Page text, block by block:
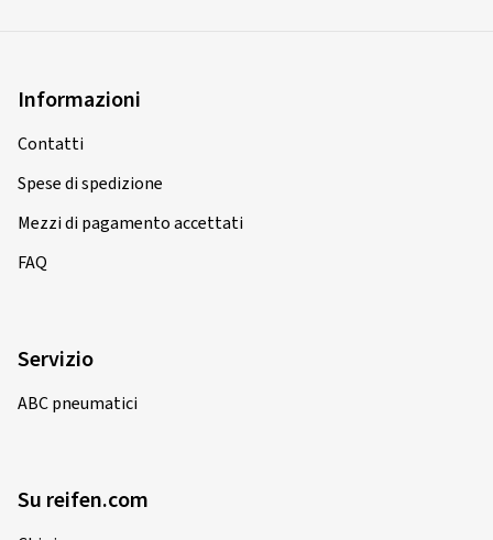
Informazioni
Contatti
Spese di spedizione
Mezzi di pagamento accettati
FAQ
Servizio
ABC pneumatici
Su reifen.com